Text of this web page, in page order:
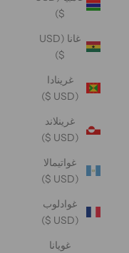
$)
غانا (USD
$)
غرينادا
(USD $)
غرينلاند
(USD $)
غواتيمالا
(USD $)
غوادلوب
(USD $)
غويانا